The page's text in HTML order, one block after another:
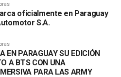
oficialmente en Paraguay
S.A.
EN PARAGUAY SU EDICIÓN
A BTS CON UNA
PARA LAS ARMY